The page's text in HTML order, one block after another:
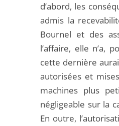
d’abord, les
admis la
Bournel et des
l’affaire, elle n’a,
cette dernière
autorisées et
machines plus
négligeable sur la
En outre,